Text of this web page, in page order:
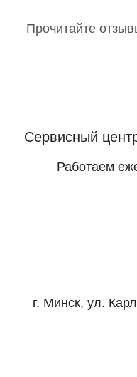
Прочитайте
Сервисный
Работаем
г. Минск, ул.